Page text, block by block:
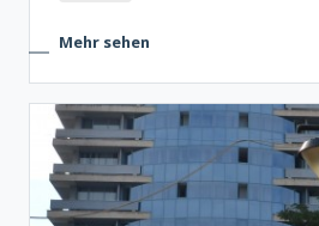
Mehr sehen